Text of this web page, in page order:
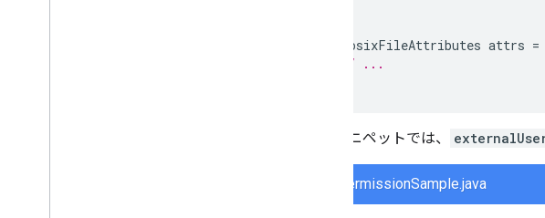
PosixFileAttributes attrs =
// ...
次のスニペットでは、
FilePermissionSample.java